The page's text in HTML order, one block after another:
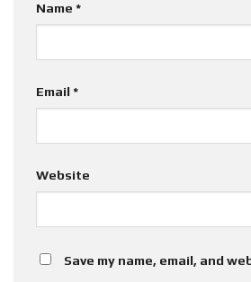
Name *
Email *
Website
Save my name, email, and